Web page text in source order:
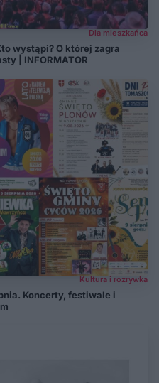
Dla mieszkańca
wystąpi? O której zagra
| INFORMATOR
Kultura i rozrywka
Koncerty, festiwale i